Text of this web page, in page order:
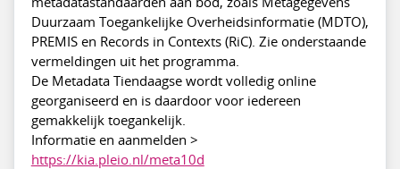
Duurzaam Toegankelijke Overheidsinformatie (MDTO),
PREMIS en Records in Contexts (RiC). Zie onderstaande
vermeldingen uit het programma.
De Metadata Tiendaagse wordt volledig online
georganiseerd en is daardoor voor iedereen
gemakkelijk toegankelijk.
Informatie en aanmelden >
https://kia.pleio.nl/meta10d